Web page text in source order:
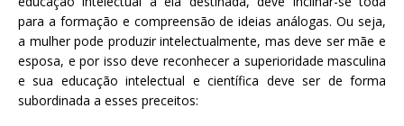
para a formação e compreensão de ideias análogas. Ou seja,
a mulher pode produzir intelectualmente, mas deve ser mãe e
esposa, e por isso deve reconhecer a superioridade masculina
e sua educação intelectual e científica deve ser de forma
subordinada a esses preceitos: